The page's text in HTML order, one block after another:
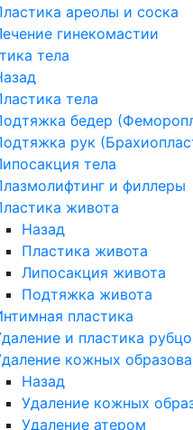
ареолы и соска
гинекомастии
тела
тела
бедер
рук
тела
и филлеры
живота
Назад
Пластика живота
Липосакция живота
Подтяжка живота
пластика
и пластика
кожных
Назад
Удаление кожных
Удаление атером